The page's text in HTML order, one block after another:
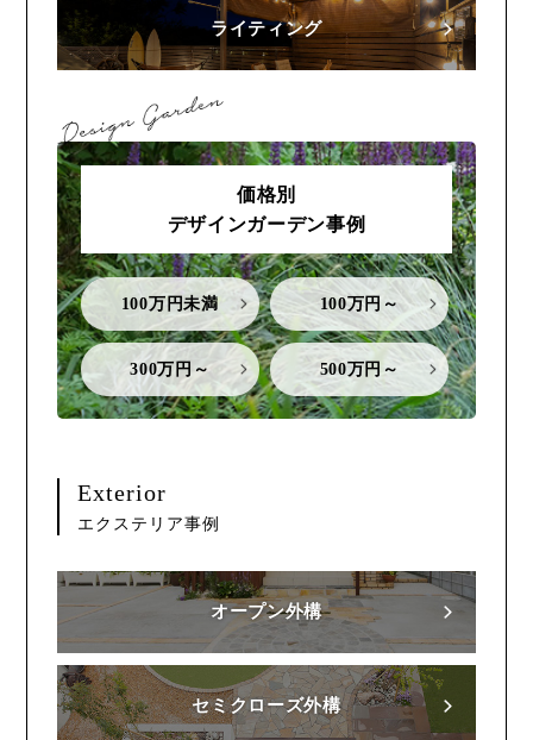
ライティング
価格別
デザインガーデン事例
100万円未満 100万円～
300万円～ 500万円～
Exterior
エクステリア事例
オープン外構
セミクローズ外構